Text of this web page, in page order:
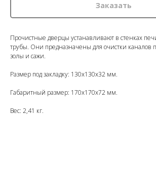
Заказать
Прочистные дверцы устанавливают в стенках
трубы. Они предназначены для очистки каналов
золы и сажи.
Размер под закладку: 130x130x32 мм.
Габаритный размер: 170x170x72 мм.
Вес: 2,41 кг.